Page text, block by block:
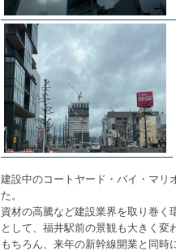
建設中のコートヤード・バイ・マリ
た。
資材の高騰など建設業界を取り巻く
として、福井駅前の景観も大きく変
もちろん、来年の新幹線開業と同